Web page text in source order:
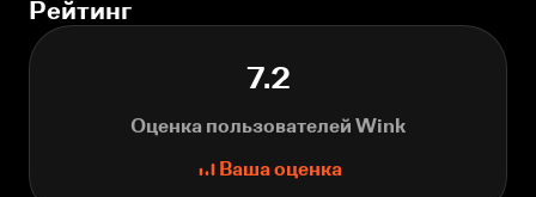
Рейтинг
7.2
Оценка пользователей Wink
Ваша оценка